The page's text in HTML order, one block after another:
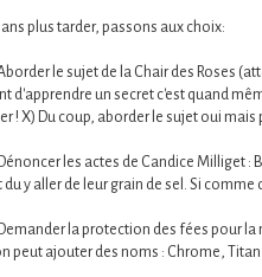
plus tarder, passons aux choix:
le sujet de la Chair des Roses
d'apprendre un secret c'est quand
! X) Du coup, aborder le sujet oui
les actes de Candice Milliget :
du y aller de leur grain de sel. Si
la protection des fées pour la
peut ajouter des noms : Chrome,